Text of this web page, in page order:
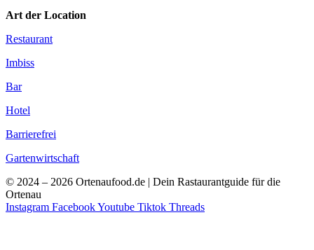
Art der Location
Restaurant
Imbiss
Bar
Hotel
Barrierefrei
Gartenwirtschaft
© 2024 – 2026 Ortenaufood.de | Dein Rastaurantguide für die
Ortenau
Instagram FacebookYoutube Tiktok Threads